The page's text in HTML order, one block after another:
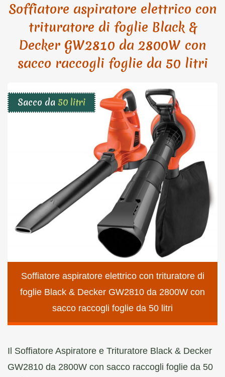
Soffiatore aspiratore elettrico con
trituratore di foglie Black &
Decker GW2810 da 2800W con
sacco raccogli foglie da 50 litri
Sacco da 50 litri
Soffiatore aspiratore elettrico con trituratore di
foglie Black & Decker GW2810 da 2800W con
sacco raccogli foglie da 50 litri
Il Soffiatore Aspiratore e Trituratore Black & Decker
GW2810 da 2800W con sacco raccogli foglie da 50